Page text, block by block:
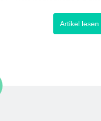
Produkten sowie
mitzugestalten. Doch
Artikel lesen